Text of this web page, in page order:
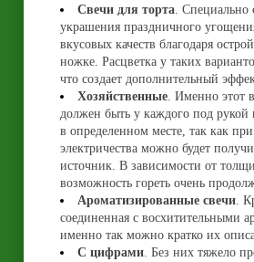
Свечи для торта. Специально
украшения праздничного
вкусовых качеств благодаря
ножке. Расцветка у таких
что создает дополнительный
Хозяйственные. Именно этот
должен быть у каждого под рукой
в определенном месте, так как при
электричества можно будет
источник. В зависимости от
возможность гореть очень
Ароматизированные свечи.
соединенная с восхитительными
именно так можно кратко их
С цифрами. Без них тяжело